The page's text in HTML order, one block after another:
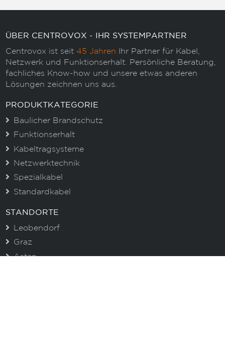
ÜBER CENTROVOX - IHR SYSTEMPARTNER
Centrovox ist seit 45 Jahren Ihr Partner für Kabel,
Netzwerk und Funktionserhalt. Persönliche Beratung,
fachliches Know-how und unsere etwas anderen
Lösungen zeichnen uns aus.
PRODUKTKATEGORIE
Baulicher Brandschutz
Funktionserhalt
Kabeltragsysteme
Netzwerktechnik
Spezialkabel
Standardkabel
STANDORTE
Leobendorf
Graz
Asten